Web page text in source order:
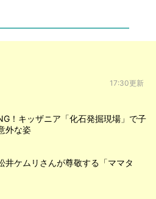
17:30更新
！キッザニア「化石発掘現場」で子
外な姿
井ケムリさんが尊敬する「ママタ